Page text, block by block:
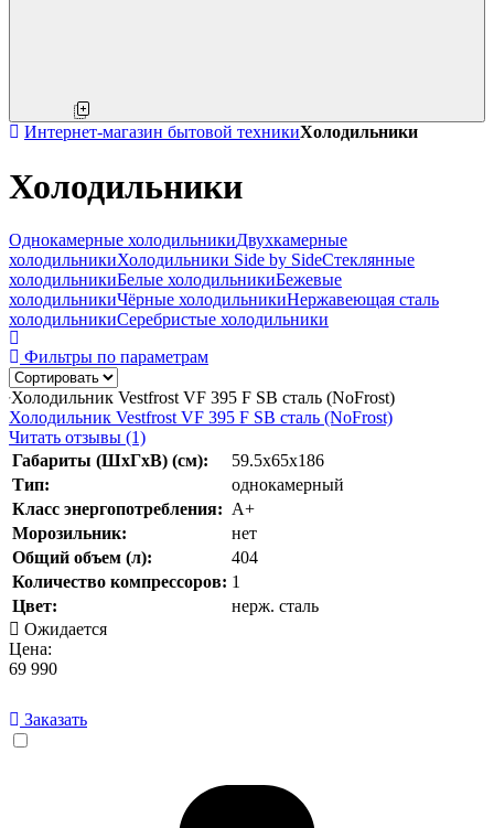
Интернет-магазин бытовой техникиХолодильники
Холодильники
Однокамерные холодильникиДвухкамерные
холодильникиХолодильники Side by SideСтеклянные
холодильникиБелые холодильникиБежевые
холодильникиЧёрные холодильникиНержавеющая сталь
холодильникиСеребристые холодильники
Фильтры по параметрам
Холодильник Vestfrost VF 395 F SB сталь (NoFrost)
Холодильник Vestfrost VF 395 F SB сталь (NoFrost)
Читать отзывы (1)
Габариты (ШхГхВ) (см):
59.5x65x186
Тип:
однокамерный
Класс энергопотребления: А+
Морозильник:
нет
Общий объем (л):
404
Количество компрессоров: 1
Цвет:
нерж. сталь
Ожидается
Цена:
69 990
Заказать